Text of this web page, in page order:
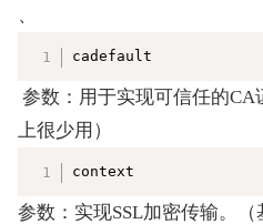
、
cadefault
上很少用）
context
参数：实现SSL加密传输。（